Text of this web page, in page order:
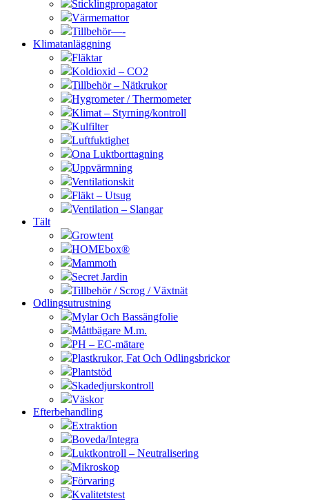
Sticklingpropagator
Värmemattor
Tillbehör—-
Klimatanläggning
Fläktar
Koldioxid – CO2
Tillbehör – Nätkrukor
Hygrometer / Thermometer
Klimat – Styrning/kontroll
Kulfilter
Luftfuktighet
Ona Luktborttagning
Uppvärmning
Ventilationskit
Fläkt – Utsug
Ventilation – Slangar
Tält
Growtent
HOMEbox®
Mammoth
Secret Jardin
Tillbehör / Scrog / Växtnät
Odlingsutrustning
Mylar Och Bassängfolie
Måttbägare M.m.
PH – EC-mätare
Plastkrukor, Fat Och Odlingsbrickor
Plantstöd
Skadedjurskontroll
Väskor
Efterbehandling
Extraktion
Boveda/Integra
Luktkontroll – Neutralisering
Mikroskop
Förvaring
Kvalitetstest